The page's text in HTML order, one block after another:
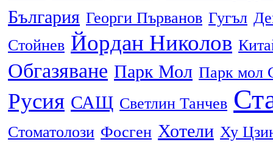
България Георги Първанов Гугъл
Стойнев Йордан Николов
Обгазяване Парк Мол Парк мол
Русия САЩ Светлин Танчев
Стоматолози Фосген Хотели Ху